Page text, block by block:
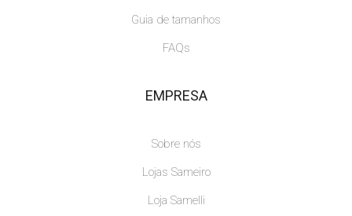
Guia de tamanhos
FAQs
EMPRESA
Sobre nós
Lojas Sameiro
Loja Samelli